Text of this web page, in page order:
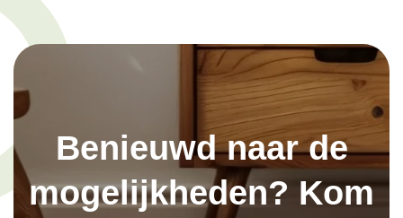
Benieuwd naar de
mogelijkheden? Kom